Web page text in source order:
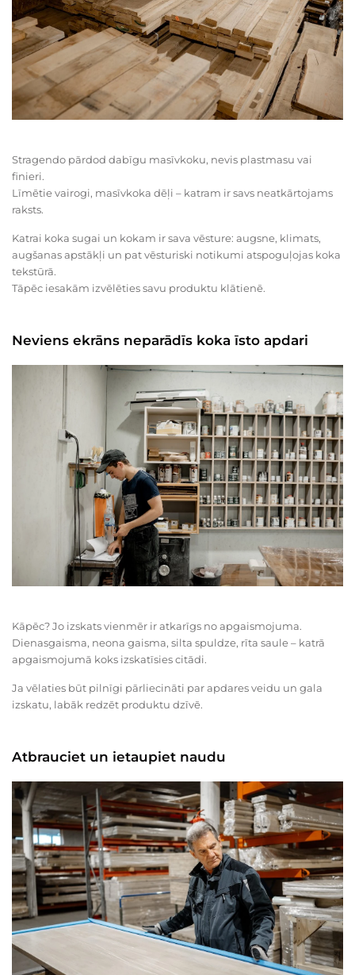
Stragendo pārdod dabīgu masīvkoku, nevis plastmasu vai
finieri.
Līmētie vairogi, masīvkoka dēļi – katram ir savs neatkārtojams
raksts.
Katrai koka sugai un kokam ir sava vēsture: augsne, klimats,
augšanas apstākļi un pat vēsturiski notikumi atspoguļojas koka
tekstūrā.
Tāpēc iesakām izvēlēties savu produktu klātienē.
Neviens ekrāns neparādīs koka īsto apdari
Kāpēc? Jo izskats vienmēr ir atkarīgs no apgaismojuma.
Dienasgaisma, neona gaisma, silta spuldze, rīta saule – katrā
apgaismojumā koks izskatīsies citādi.
Ja vēlaties būt pilnīgi pārliecināti par apdares veidu un gala
izskatu, labāk redzēt produktu dzīvē.
Atbrauciet un ietaupiet naudu